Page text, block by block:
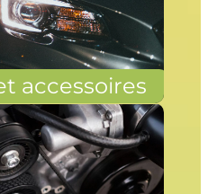
accessoires